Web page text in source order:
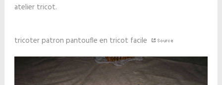
atelier tricot.
tricoter patron pantoufle en tricot facile